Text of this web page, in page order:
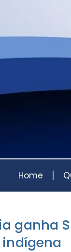
Home
ganha
indígena